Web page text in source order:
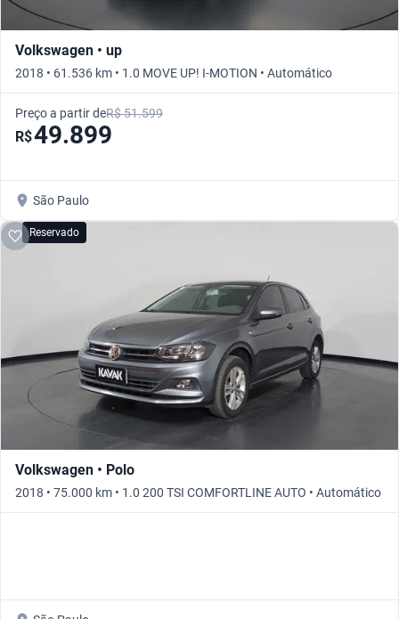
Volkswagen • up
2018 • 61.536 km • 1.0 MOVE UP! I-MOTION • Automático
Preço a partir deR$ 51.599
R$49.899
São Paulo
Reservado
Volkswagen • Polo
2018 • 75.000 km • 1.0 200 TSI COMFORTLINE AUTO • Automático